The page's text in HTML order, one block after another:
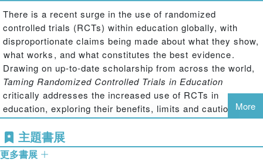
There is a recent surge in the use of randomized
controlled trials (RCTs) within education globally, with
disproportionate claims being made about what they show,
what works, and what constitutes the best evidence.
Drawing on up-to-date scholarship from across the world,
Taming Randomized Controlled Trials in Education
critically addresses the increased use of RCTs in
education, exploring their benefits, limits and cautions,
and ultimately questioning the prominence given to them.
While acknowledging that randomized controlled trials do
More
主題書展
更多書展